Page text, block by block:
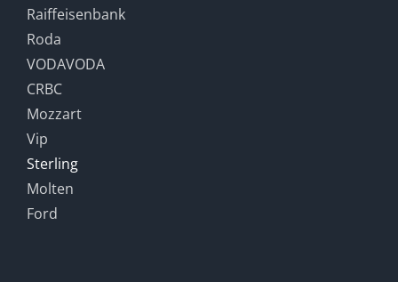
Raiffeisenbank
Roda
VODAVODA
CRBC
Mozzart
Vip
Sterling
Molten
Ford